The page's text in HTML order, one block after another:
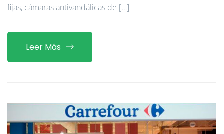
fijas, cámaras antivandálicas de […]
Leer Más